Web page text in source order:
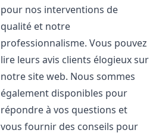
pour nos interventions de
qualité et notre
professionnalisme. Vous pouvez
lire leurs avis clients élogieux sur
notre site web. Nous sommes
également disponibles pour
répondre à vos questions et
vous fournir des conseils pour